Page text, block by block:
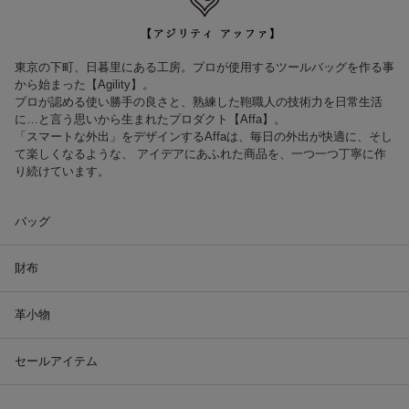
東京の下町、日暮里にある工房。プロが使用するツールバッグを作る事
から始まった【Agility】。
プロが認める使い勝手の良さと、熟練した鞄職人の技術力を日常生活
に…と言う思いから生まれたプロダクト【Affa】。
「スマートな外出」をデザインするAffaは、毎日の外出が快適に、そし
て楽しくなるような、 アイデアにあふれた商品を、一つ一つ丁寧に作
り続けています。
バッグ
財布
革小物
セールアイテム